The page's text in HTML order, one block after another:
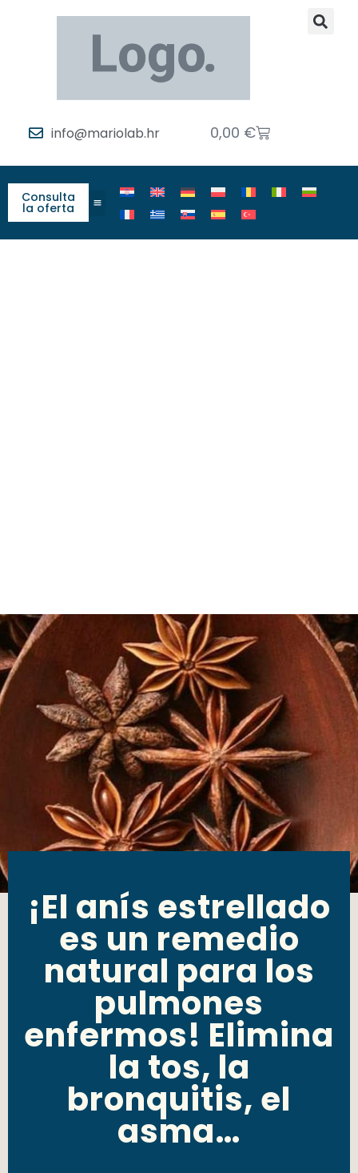
info@mariolab.hr 0,00 €
Consulta
la oferta
¡El anís estrellado
es un remedio
natural para los
pulmones
enfermos! Elimina
la tos, la
bronquitis, el
asma…